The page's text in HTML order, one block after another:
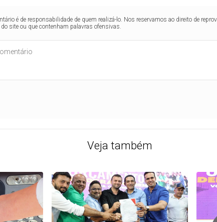
é de responsabilidade de quem realizá-lo. Nos reservamos ao direito de
site ou que contenham palavras ofensivas.
Veja também